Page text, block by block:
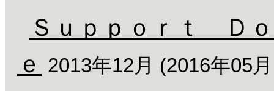
Ｓｕｐｐｏｒｔ Ｄ
ｅ
2013年12月 (2016年05